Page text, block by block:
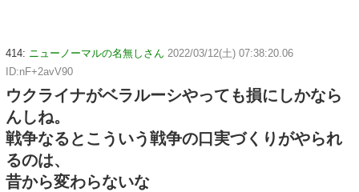
414: ニューノーマルの名無しさん 2022/03/12(土) 07:38:20.06
ID:nF+2avV90
ウクライナがベラルーシやっても損にしかなら
んしね。
戦争なるとこういう戦争の口実づくりがやられ
るのは、
昔から変わらないな